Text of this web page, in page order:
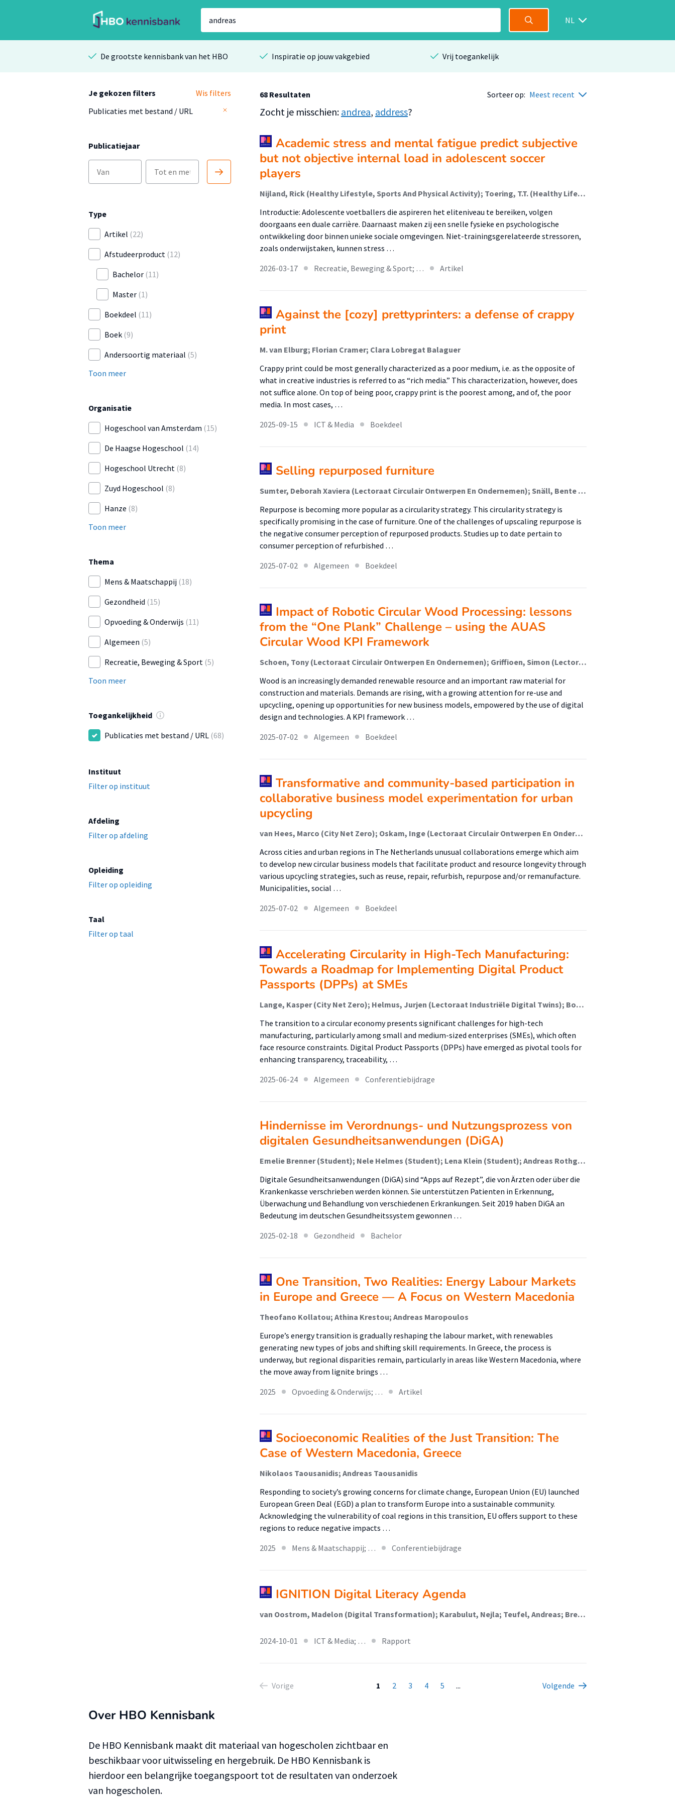
NL
De grootste kennisbank van het HBO Inspiratie op jouw vakgebied Vrij toegankelijk
Je gekozen filters
Wis filters
Publicaties met bestand / URL
Publicatiejaar
Type
Artikel (22)
Afstudeerproduct (12)
Bachelor (11)
Master (1)
Boekdeel (11)
Boek (9)
Andersoortig materiaal (5)
Toon meer
Organisatie
Hogeschool van Amsterdam (15)
De Haagse Hogeschool (14)
Hogeschool Utrecht (8)
Zuyd Hogeschool (8)
Hanze (8)
Toon meer
Thema
Mens & Maatschappij (18)
Gezondheid (15)
Opvoeding & Onderwijs (11)
Algemeen (5)
Recreatie, Beweging & Sport (5)
Toon meer
Toegankelijkheid
Publicaties met bestand / URL (68)
Instituut
Filter op instituut
Afdeling
Filter op afdeling
Opleiding
Filter op opleiding
Taal
Filter op taal
68 Resultaten Sorteer op: Meest recent
Zocht je misschien: andrea, address?
Academic stress and mental fatigue predict subjective
but not objective internal load in adolescent soccer
players
Nijland, Rick (Healthy Lifestyle, Sports And Physical Activity); Toering, T.T. (Healthy Lifestyle, Sports And Physical Activity); Ivarsson, Andreas; de Jong, Johan (Healthy Lifestyle, Sports And Physical Activity); Lemmink, Koen A.P.M.
Introductie: Adolescente voetballers die aspireren het elite­niveau te bereiken, volgen
doorgaans een duale carrière. Daarnaast maken zij een snelle fysieke en psychologische
ontwikkeling door binnen unieke sociale omgevingen. Niet-trainingsgerelateerde stressoren,
zoals onderwijstaken, kunnen stress …
2026-03-17
Recreatie, Beweging & Sport; … Artikel
Against the [cozy] prettyprinters: a defense of crappy
print
M. van Elburg; Florian Cramer; Clara Lobregat Balaguer
Crappy print could be most generally characterized as a poor medium, i.e. as the opposite of
what in creative industries is referred to as “rich media.” This characterization, however, does
not suffice alone. On top of being poor, crappy print is the poorest among, and of, the poor
media. In most cases, …
2025-09-15
ICT & Media Boekdeel
Selling repurposed furniture
Sumter, Deborah Xaviera (Lectoraat Circulair Ontwerpen En Ondernemen); Snäll, Bente (Lectoraat Circulair Ontwerpen En Ondernemen); Oskam, Inge F. (Lectoraat Circulair Ontwerpen En Ondernemen); Nhu Laursen, Linda; Kornmaaler Hansen, Andreas
Repurpose is becoming more popular as a circularity strategy. This circularity strategy is
specifically promising in the case of furniture. One of the challenges of upscaling repurpose is
the negative consumer perception of repurposed products. Studies up to date pertain to
consumer perception of refurbished …
2025-07-02
Algemeen Boekdeel
Impact of Robotic Circular Wood Processing: lessons
from the “One Plank” Challenge – using the AUAS
Circular Wood KPI Framework
Schoen, Tony (Lectoraat Circulair Ontwerpen En Ondernemen); Griffioen, Simon (Lectoraat Circulair Ontwerpen En Ondernemen); Malé-Alemany, Marta (Lectoraat Circulair Ontwerpen En Ondernemen); Rodrigues, Manuel; Kiestra, Mirjam; Laursen, Linda Nhu; Hansen, Andreas Kornmaaler
Wood is an increasingly demanded renewable resource and an important raw material for
construction and materials. Demands are rising, with a growing attention for re-use and
upcycling, opening up opportunities for new business models, empowered by the use of digital
design and technologies. A KPI framework …
2025-07-02
Algemeen Boekdeel
Transformative and community-based participation in
collaborative business model experimentation for urban
upcycling
van Hees, Marco (City Net Zero); Oskam, Inge (Lectoraat Circulair Ontwerpen En Ondernemen); Bocken, Nancy; Nhu Laursen, Linda; Kornmaaler Hansen, Andreas
Across cities and urban regions in The Netherlands unusual collaborations emerge which aim
to develop new circular business models that facilitate product and resource longevity through
various upcycling strategies, such as reuse, repair, refurbish, repurpose and/or remanufacture.
Municipalities, social …
2025-07-02
Algemeen Boekdeel
Accelerating Circularity in High-Tech Manufacturing:
Towards a Roadmap for Implementing Digital Product
Passports (DPPs) at SMEs
Lange, Kasper (City Net Zero); Helmus, Jurjen (Lectoraat Industriële Digital Twins); Boermans, Diana (Lectoraat Circulair Ontwerpen En Ondernemen); Oskam, Inge (Lectoraat Circulair Ontwerpen En Ondernemen); Nhu Laursen, Linda; Kornmaaler Hansen, Andreas
The transition to a circular economy presents significant challenges for high-tech
manufacturing, particularly among small and medium-sized enterprises (SMEs), which often
face resource constraints. Digital Product Passports (DPPs) have emerged as pivotal tools for
enhancing transparency, traceability, …
2025-06-24
Algemeen Conferentiebijdrage
Hindernisse im Verordnungs- und Nutzungsprozess von
digitalen Gesundheitsanwendungen (DiGA)
Emelie Brenner (Student); Nele Helmes (Student); Lena Klein (Student); Andreas Rothgangel (Begeleider); Helge van Dam (Begeleider)
Digitale Gesundheitsanwendungen (DiGA) sind “Apps auf Rezept”, die von Ärzten oder über die
Krankenkasse verschrieben werden können. Sie unterstützen Patienten in Erkennung,
Überwachung und Behandlung von verschiedenen Erkrankungen. Seit 2019 haben DiGA an
Bedeutung im deutschen Gesundheitssystem gewonnen …
2025-02-18
Gezondheid Bachelor
One Transition, Two Realities: Energy Labour Markets
in Europe and Greece — A Focus on Western Macedonia
Theofano Kollatou; Athina Krestou; Andreas Maropoulos
Europe’s energy transition is gradually reshaping the labour market, with renewables
generating new types of jobs and shifting skill requirements. In Greece, the process is
underway, but regional disparities remain, particularly in areas like Western Macedonia, where
the move away from lignite brings …
2025
Opvoeding & Onderwijs; … Artikel
Socioeconomic Realities of the Just Transition: The
Case of Western Macedonia, Greece
Nikolaos Taousanidis; Andreas Taousanidis
Responding to society’s growing concerns for climate change, European Union (EU) launched
European Green Deal (EGD) a plan to transform Europe into a sustainable community.
Acknowledging the vulnerability of coal regions in this transition, EU offers support to these
regions to reduce negative impacts …
2025
Mens & Maatschappij; … Conferentiebijdrage
IGNITION Digital Literacy Agenda
van Oostrom, Madelon (Digital Transformation); Karabulut, Nejla; Teufel, Andreas; Brett, Valerie; Egharevba, Joel; Machado, Ana Margarida; Silva, Diana; Costa, Cláudia; van Grol, Autumn
2024-10-01 ICT & Media; … Rapport
Vorige 1 2 3 4 5 ... Volgende
Over HBO Kennisbank
De HBO Kennisbank maakt dit materiaal van hogescholen zichtbaar en
beschikbaar voor uitwisseling en hergebruik. De HBO Kennisbank is
hierdoor een belangrijke toegangspoort tot de resultaten van onderzoek
van hogescholen.